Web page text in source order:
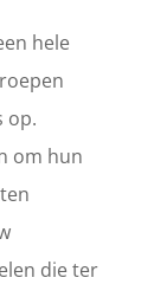
hele
op.
om hun
die ter